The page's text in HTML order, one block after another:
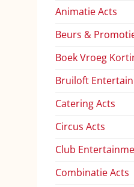
Animatie Acts
Beurs &
Boek Vroeg
Bruiloft
Catering Acts
Circus Acts
Club
Combinatie Acts